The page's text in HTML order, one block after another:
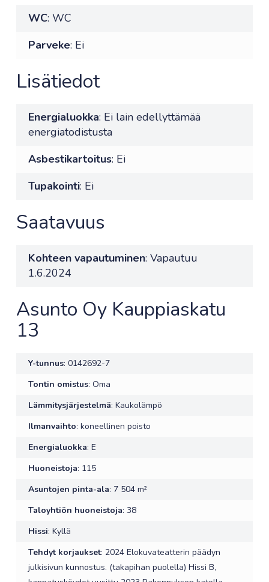
WC: WC
Parveke: Ei
Lisätiedot
Energialuokka: Ei lain edellyttämää
energiatodistusta
Asbestikartoitus: Ei
Tupakointi: Ei
Saatavuus
Kohteen vapautuminen: Vapautuu
1.6.2024
Asunto Oy Kauppiaskatu
13
Y-tunnus: 0142692-7
Tontin omistus: Oma
Lämmitysjärjestelmä: Kaukolämpö
Ilmanvaihto: koneellinen poisto
Energialuokka: E
Huoneistoja: 115
Asuntojen pinta-ala: 7 504 m²
Taloyhtiön huoneistoja: 38
Hissi: Kyllä
Tehdyt korjaukset: 2024 Elokuvateatterin päädyn
julkisivun kunnostus. (takapihan puolella) Hissi B,